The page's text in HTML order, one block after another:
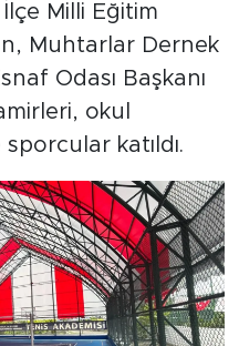
Milli Eğitim
Muhtarlar Dernek
Odası Başkanı
okul
katıldı.